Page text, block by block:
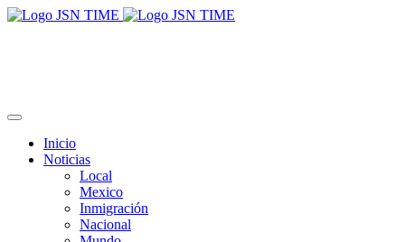
Inicio
Noticias
Local
Mexico
Inmigración
Nacional